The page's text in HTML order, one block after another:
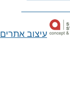
עיצוב אתרים